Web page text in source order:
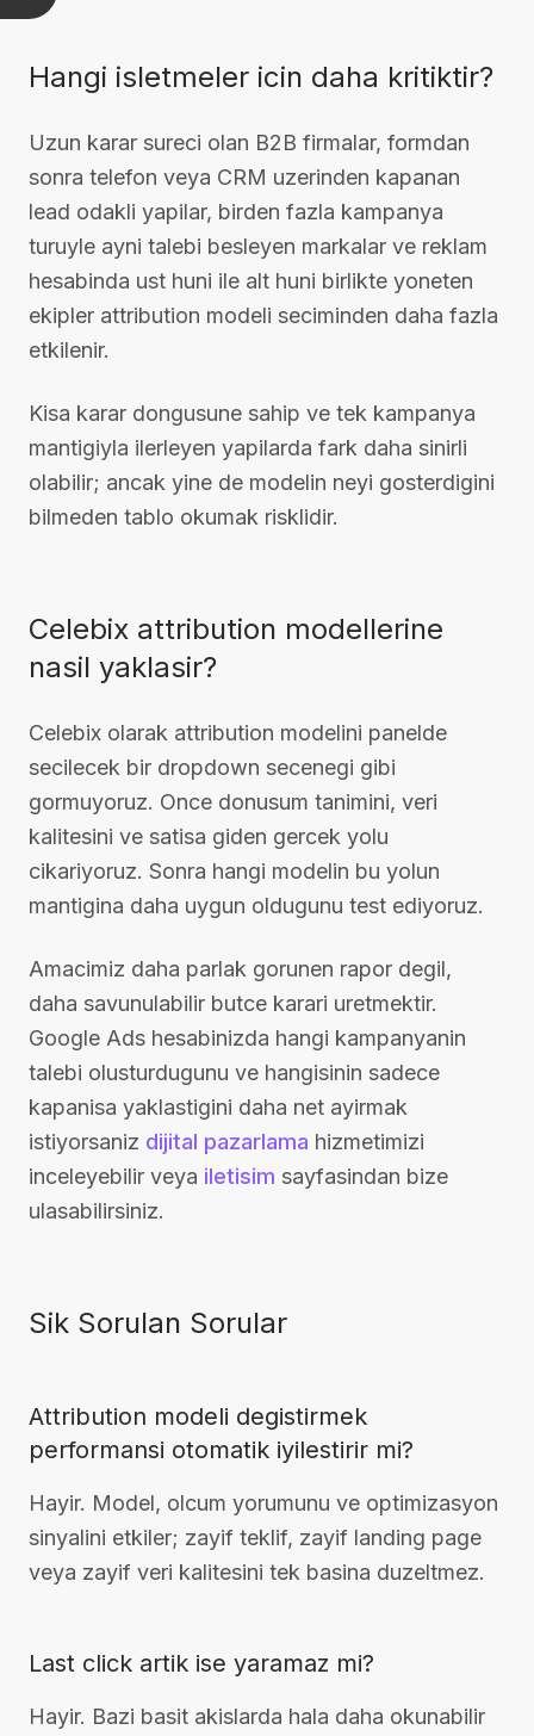
Hangi isletmeler icin daha kritiktir?
Uzun karar sureci olan B2B firmalar, formdan
sonra telefon veya CRM uzerinden kapanan
lead odakli yapilar, birden fazla kampanya
turuyle ayni talebi besleyen markalar ve reklam
hesabinda ust huni ile alt huni birlikte yoneten
ekipler attribution modeli seciminden daha fazla
etkilenir.
Kisa karar dongusune sahip ve tek kampanya
mantigiyla ilerleyen yapilarda fark daha sinirli
olabilir; ancak yine de modelin neyi gosterdigini
bilmeden tablo okumak risklidir.
Celebix attribution modellerine
nasil yaklasir?
Celebix olarak attribution modelini panelde
secilecek bir dropdown secenegi gibi
gormuyoruz. Once donusum tanimini, veri
kalitesini ve satisa giden gercek yolu
cikariyoruz. Sonra hangi modelin bu yolun
mantigina daha uygun oldugunu test ediyoruz.
Amacimiz daha parlak gorunen rapor degil,
daha savunulabilir butce karari uretmektir.
Google Ads hesabinizda hangi kampanyanin
talebi olusturdugunu ve hangisinin sadece
kapanisa yaklastigini daha net ayirmak
istiyorsaniz dijital pazarlama hizmetimizi
inceleyebilir veya iletisim sayfasindan bize
ulasabilirsiniz.
Sik Sorulan Sorular
Attribution modeli degistirmek
performansi otomatik iyilestirir mi?
Hayir. Model, olcum yorumunu ve optimizasyon
sinyalini etkiler; zayif teklif, zayif landing page
veya zayif veri kalitesini tek basina duzeltmez.
Last click artik ise yaramaz mi?
Hayir. Bazi basit akislarda hala daha okunabilir